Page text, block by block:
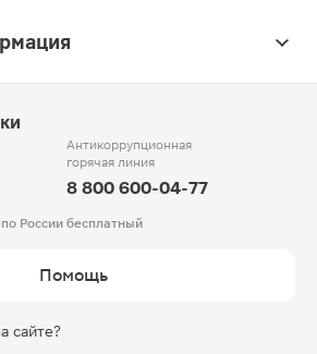
Антикоррупционная
горячая линия
8 800 600-04-77
России бесплатный
Помощь
сайте?